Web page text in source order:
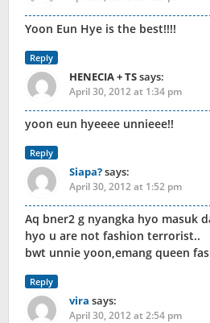
Yoon Eun Hye is the best!!!!
Reply
HENECIA + TSsays:
April 30, 2012 at 1:34 pm
yoon eun hyeeee unnieee!!
Reply
Siapa?says:
April 30, 2012 at 1:52 pm
Aq bner2 g nyangka hyo masuk
hyo u are not fashion terrorist..
bwt unnie yoon,emang queen
Reply
vira says:
April 30, 2012 at 2:54 pm